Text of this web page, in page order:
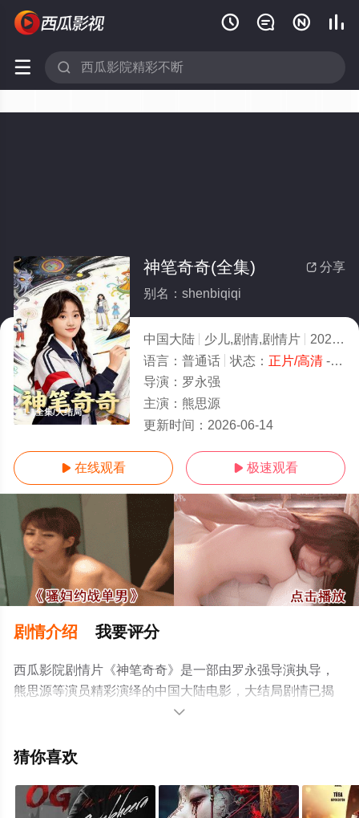
   
 
1-1全集/大结局
 分享
神笔奇奇(全集)
别名：shenbiqiqi
中国大陆 少儿,剧情,剧情片 2026
语言： 普通话 状态： 正片/高清- 免费在线观看
导演： 罗永强
主演： 熊思源
更新时间： 2026-06-14
 在线观看  极速观看
剧情介绍 我要评分
西瓜影院剧情片《神笔奇奇》是一部由罗永强导演执导，
熊思源等演员精彩演绎的中国大陆电影，大结局剧情已揭
晓（1-1全集），手机免费观看高清未删减完整版电影大全
或剧情网等平台了解。

猜你喜欢